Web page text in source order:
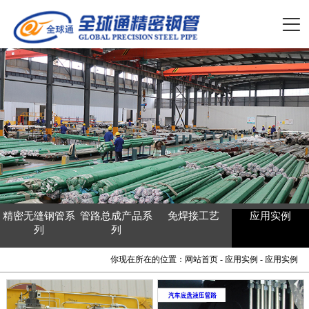
网站首页
关于我们 +
党工共建 +
产品展示 +
品质保证 +
钢管百科
公司新闻 +
联系我们 +
精密无缝钢管系
列
管路总成产品系
列
免焊接工艺 应用实例
你现在所在的位置： 网站首页 - 应用实例 - 应用实例